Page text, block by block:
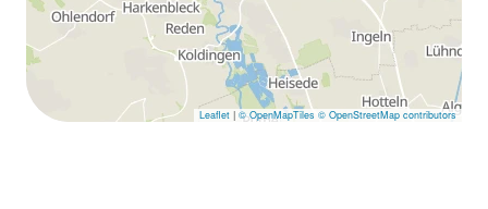
Leaflet | © OpenMapTiles © OpenStreetMap contributors